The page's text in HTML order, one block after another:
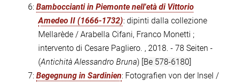
6: Bamboccianti in Piemonte nell'età di Vittorio
Amedeo II (1666-1732): dipinti dalla collezione
Mellarède / Arabella Cifani, Franco Monetti ;
intervento di Cesare Pagliero. , 2018. - 78 Seiten -
(Antichità Alessandro Bruna) [Be 578-6180]
7: Begegnung in Sardinien: Fotografien von der Insel /